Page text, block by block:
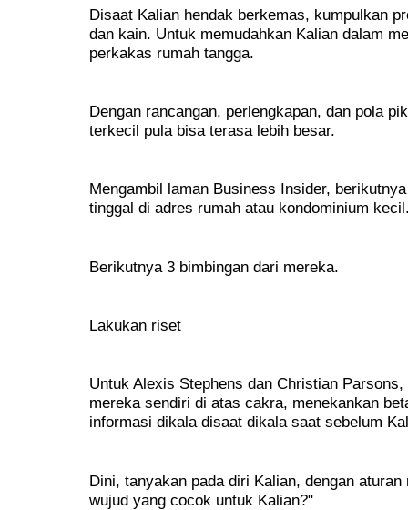
Disaat Kalian hendak berkemas, kumpulkan
dan kain. Untuk memudahkan Kalian dalam
perkakas rumah tangga.
Dengan rancangan, perlengkapan, dan pola
terkecil pula bisa terasa lebih besar.
Mengambil laman Business Insider,
tinggal di adres rumah atau kondominium
Berikutnya 3 bimbingan dari mereka.
Lakukan riset
Untuk Alexis Stephens dan Christian
mereka sendiri di atas cakra, menekankan
informasi dikala disaat dikala saat sebelum
Dini, tanyakan pada diri Kalian, dengan
wujud yang cocok untuk Kalian?"